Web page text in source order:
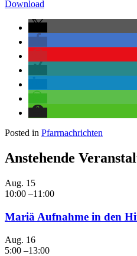
Download
Posted in Pfarrnachrichten
Anstehende
Aug. 15
10:00 –11:00
Mariä Aufnahme in den
Aug. 16
5:00 –13:00